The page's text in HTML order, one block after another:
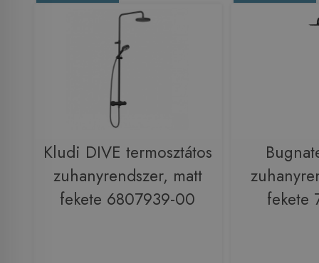
Kludi DIVE termosztátos
zuhanyrendszer, matt
fekete 6807939-00
fekete